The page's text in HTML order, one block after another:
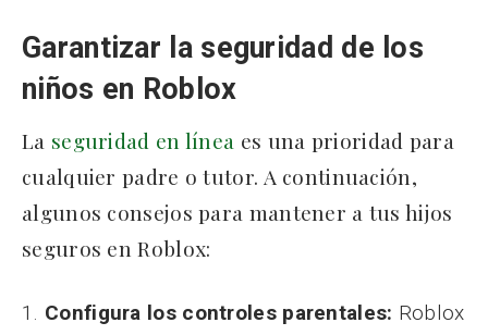
Garantizar la seguridad de los
niños en Roblox
La seguridad en línea es una prioridad para
cualquier padre o tutor. A continuación,
algunos consejos para mantener a tus hijos
seguros en Roblox:
Configura los controles parentales: Roblox